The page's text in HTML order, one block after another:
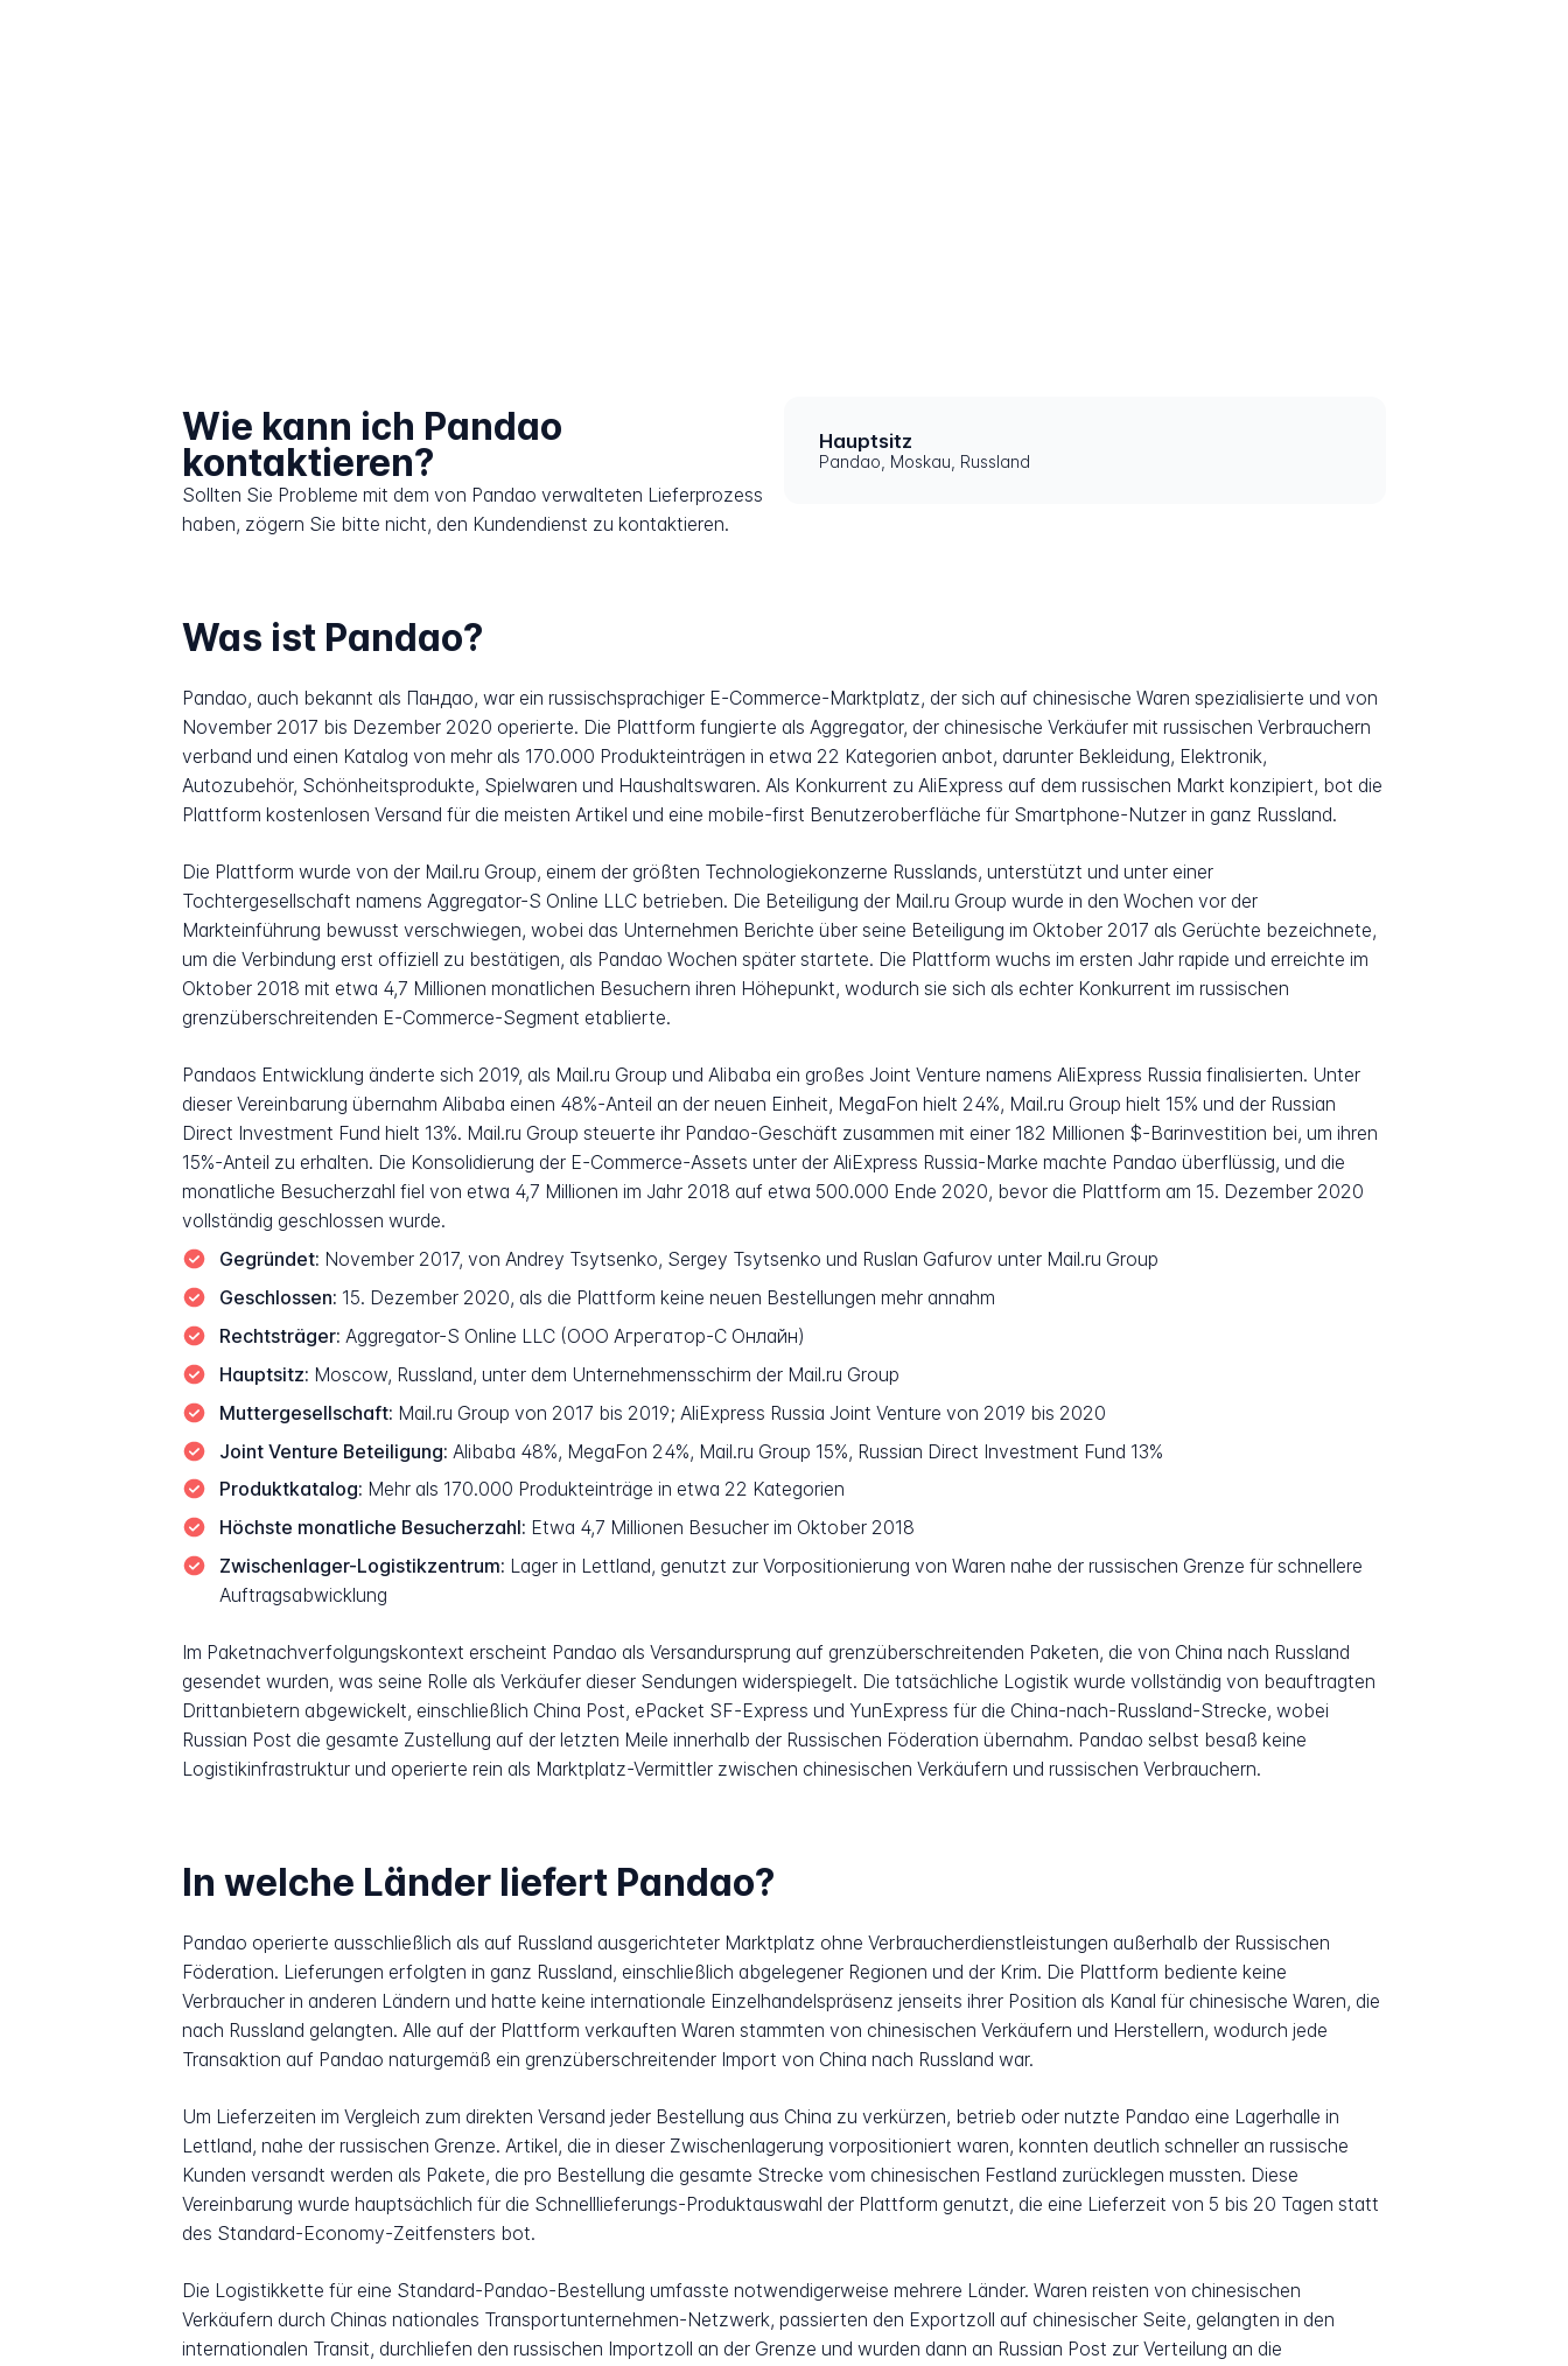
Wie kann ich Pandao
kontaktieren?
Sollten Sie Probleme mit dem von Pandao verwalteten Lieferprozess
haben, zögern Sie bitte nicht, den Kundendienst zu kontaktieren.
Hauptsitz
Pandao, Moskau, Russland
Was ist Pandao?
Pandao, auch bekannt als Пандао, war ein russischsprachiger E-Commerce-Marktplatz, der sich auf chinesische Waren spezialisierte und von
November 2017 bis Dezember 2020 operierte. Die Plattform fungierte als Aggregator, der chinesische Verkäufer mit russischen Verbrauchern
verband und einen Katalog von mehr als 170.000 Produkteinträgen in etwa 22 Kategorien anbot, darunter Bekleidung, Elektronik,
Autozubehör, Schönheitsprodukte, Spielwaren und Haushaltswaren. Als Konkurrent zu AliExpress auf dem russischen Markt konzipiert, bot die
Plattform kostenlosen Versand für die meisten Artikel und eine mobile-first Benutzeroberfläche für Smartphone-Nutzer in ganz Russland.
Die Plattform wurde von der Mail.ru Group, einem der größten Technologiekonzerne Russlands, unterstützt und unter einer
Tochtergesellschaft namens Aggregator-S Online LLC betrieben. Die Beteiligung der Mail.ru Group wurde in den Wochen vor der
Markteinführung bewusst verschwiegen, wobei das Unternehmen Berichte über seine Beteiligung im Oktober 2017 als Gerüchte bezeichnete,
um die Verbindung erst offiziell zu bestätigen, als Pandao Wochen später startete. Die Plattform wuchs im ersten Jahr rapide und erreichte im
Oktober 2018 mit etwa 4,7 Millionen monatlichen Besuchern ihren Höhepunkt, wodurch sie sich als echter Konkurrent im russischen
grenzüberschreitenden E-Commerce-Segment etablierte.
Pandaos Entwicklung änderte sich 2019, als Mail.ru Group und Alibaba ein großes Joint Venture namens AliExpress Russia finalisierten. Unter
dieser Vereinbarung übernahm Alibaba einen 48%-Anteil an der neuen Einheit, MegaFon hielt 24%, Mail.ru Group hielt 15% und der Russian
Direct Investment Fund hielt 13%. Mail.ru Group steuerte ihr Pandao-Geschäft zusammen mit einer 182 Millionen $-Barinvestition bei, um ihren
15%-Anteil zu erhalten. Die Konsolidierung der E-Commerce-Assets unter der AliExpress Russia-Marke machte Pandao überflüssig, und die
monatliche Besucherzahl fiel von etwa 4,7 Millionen im Jahr 2018 auf etwa 500.000 Ende 2020, bevor die Plattform am 15. Dezember 2020
vollständig geschlossen wurde.
Gegründet: November 2017, von Andrey Tsytsenko, Sergey Tsytsenko und Ruslan Gafurov unter Mail.ru Group
Geschlossen: 15. Dezember 2020, als die Plattform keine neuen Bestellungen mehr annahm
Rechtsträger: Aggregator-S Online LLC (ООО Агрегатор-С Онлайн)
Hauptsitz: Moscow, Russland, unter dem Unternehmensschirm der Mail.ru Group
Muttergesellschaft: Mail.ru Group von 2017 bis 2019; AliExpress Russia Joint Venture von 2019 bis 2020
Joint Venture Beteiligung: Alibaba 48%, MegaFon 24%, Mail.ru Group 15%, Russian Direct Investment Fund 13%
Produktkatalog: Mehr als 170.000 Produkteinträge in etwa 22 Kategorien
Höchste monatliche Besucherzahl: Etwa 4,7 Millionen Besucher im Oktober 2018
Zwischenlager-Logistikzentrum: Lager in Lettland, genutzt zur Vorpositionierung von Waren nahe der russischen Grenze für schnellere
Auftragsabwicklung
Im Paketnachverfolgungskontext erscheint Pandao als Versandursprung auf grenzüberschreitenden Paketen, die von China nach Russland
gesendet wurden, was seine Rolle als Verkäufer dieser Sendungen widerspiegelt. Die tatsächliche Logistik wurde vollständig von beauftragten
Drittanbietern abgewickelt, einschließlich China Post, ePacket SF-Express und YunExpress für die China-nach-Russland-Strecke, wobei
Russian Post die gesamte Zustellung auf der letzten Meile innerhalb der Russischen Föderation übernahm. Pandao selbst besaß keine
Logistikinfrastruktur und operierte rein als Marktplatz-Vermittler zwischen chinesischen Verkäufern und russischen Verbrauchern.
In welche Länder liefert Pandao?
Pandao operierte ausschließlich als auf Russland ausgerichteter Marktplatz ohne Verbraucherdienstleistungen außerhalb der Russischen
Föderation. Lieferungen erfolgten in ganz Russland, einschließlich abgelegener Regionen und der Krim. Die Plattform bediente keine
Verbraucher in anderen Ländern und hatte keine internationale Einzelhandelspräsenz jenseits ihrer Position als Kanal für chinesische Waren, die
nach Russland gelangten. Alle auf der Plattform verkauften Waren stammten von chinesischen Verkäufern und Herstellern, wodurch jede
Transaktion auf Pandao naturgemäß ein grenzüberschreitender Import von China nach Russland war.
Um Lieferzeiten im Vergleich zum direkten Versand jeder Bestellung aus China zu verkürzen, betrieb oder nutzte Pandao eine Lagerhalle in
Lettland, nahe der russischen Grenze. Artikel, die in dieser Zwischenlagerung vorpositioniert waren, konnten deutlich schneller an russische
Kunden versandt werden als Pakete, die pro Bestellung die gesamte Strecke vom chinesischen Festland zurücklegen mussten. Diese
Vereinbarung wurde hauptsächlich für die Schnelllieferungs-Produktauswahl der Plattform genutzt, die eine Lieferzeit von 5 bis 20 Tagen statt
des Standard-Economy-Zeitfensters bot.
Die Logistikkette für eine Standard-Pandao-Bestellung umfasste notwendigerweise mehrere Länder. Waren reisten von chinesischen
Verkäufern durch Chinas nationales Transportunternehmen-Netzwerk, passierten den Exportzoll auf chinesischer Seite, gelangten in den
internationalen Transit, durchliefen den russischen Importzoll an der Grenze und wurden dann an Russian Post zur Verteilung an die